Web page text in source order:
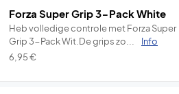
Forza Super Grip 3-Pack White
Heb volledige controle met Forza Super
Grip 3-Pack Wit.De grips zo...
Info
6,95€